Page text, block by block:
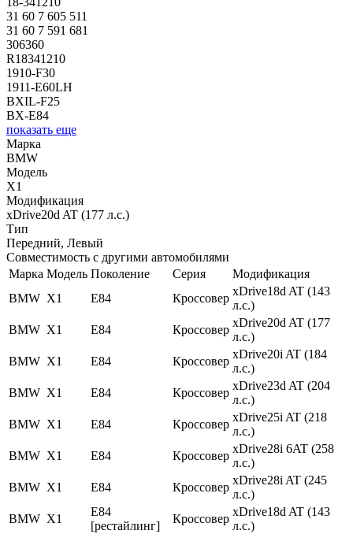
31 60 7 605 511
31 60 7 591 681
306360
R18341210
1910-F30
1911-E60LH
BXIL-F25
BX-E84
показать еще
Марка
BMW
Модель
X1
Модификация
xDrive20d AT (177 л.с.)
Тип
Передний, Левый
Совместимость с другими автомобилями
Марка Модель Поколение Серия
Модификация
BMW X1 E84 Кроссовер
xDrive18d AT (143
л.с.)
BMW X1 E84 Кроссовер
xDrive20d AT (177
л.с.)
BMW X1 E84 Кроссовер
xDrive20i AT (184
л.с.)
BMW X1 E84 Кроссовер
xDrive23d AT (204
л.с.)
BMW X1 E84 Кроссовер
xDrive25i AT (218
л.с.)
BMW X1 E84 Кроссовер
xDrive28i 6AT (258
л.с.)
BMW X1 E84 Кроссовер
xDrive28i AT (245
л.с.)
BMW X1
E84
[рестайлинг]
Кроссовер
xDrive18d AT (143
л.с.)